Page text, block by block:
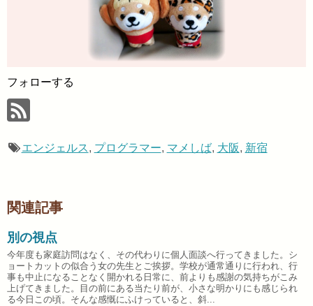
フォローする
エンジェルス, プログラマー, マメしば, 大阪, 新宿
関連記事
別の視点
今年度も家庭訪問はなく、その代わりに個人面談へ行ってきました。シ
ョートカットの似合う女の先生とご挨拶。学校が通常通りに行われ、行
事も中止になることなく開かれる日常に、前よりも感謝の気持ちがこみ
上げてきました。目の前にある当たり前が、小さな明かりにも感じられ
る今日この頃。そんな感慨にふけっていると、斜...